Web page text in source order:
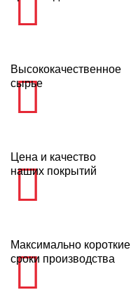
Высококачественное
сырье
Цена и качество
наших покрытий
Максимально короткие
сроки производства